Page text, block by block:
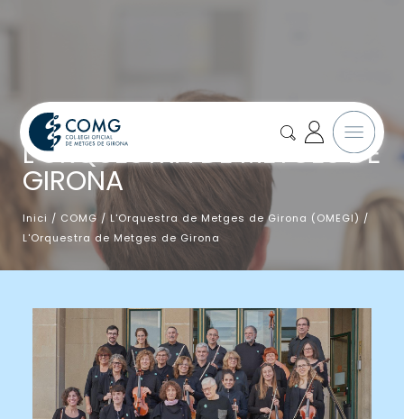
L'ORQUESTRA DE METGES DE
GIRONA
Inici / COMG / L'Orquestra de Metges de Girona (OMEGI) /
L'Orquestra de Metges de Girona